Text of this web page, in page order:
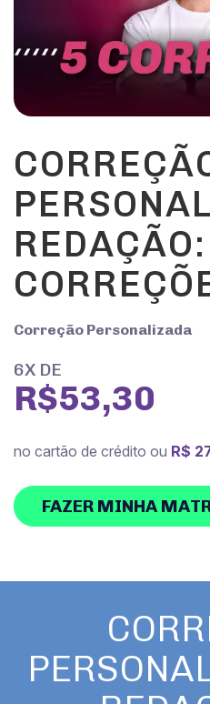
Correção Personalizada
6X DE
R$53,30
no cartão de crédito ou R$
FAZER MINHA